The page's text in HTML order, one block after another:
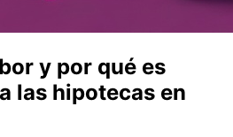
y por qué es
las hipotecas en